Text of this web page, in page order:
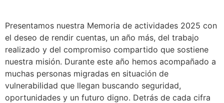
Presentamos nuestra Memoria de actividades 2025 con
el deseo de rendir cuentas, un año más, del trabajo
realizado y del compromiso compartido que sostiene
nuestra misión. Durante este año hemos acompañado a
muchas personas migradas en situación de
vulnerabilidad que llegan buscando seguridad,
oportunidades y un futuro digno. Detrás de cada cifra